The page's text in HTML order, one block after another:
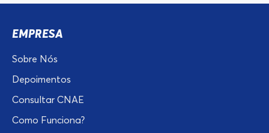
EMPRESA
Sobre Nós
Depoimentos
Consultar CNAE
Como Funciona?